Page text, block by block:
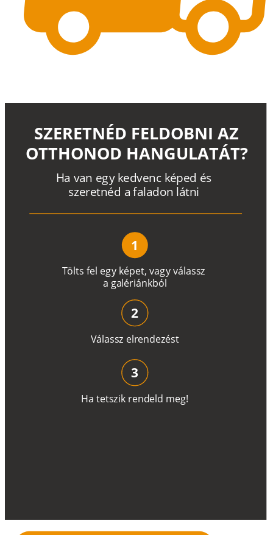
Tölts fel egy képet, vagyválassz
a galériánkból
Ha van egy kedvenc képed és
szeretnéd a faladon látni
SZERETNÉD FELDOBNI AZ
OTTHONOD HANGULATÁT?
1
Válassz elrendezést
2
Ha tetszik rendeld meg!
3